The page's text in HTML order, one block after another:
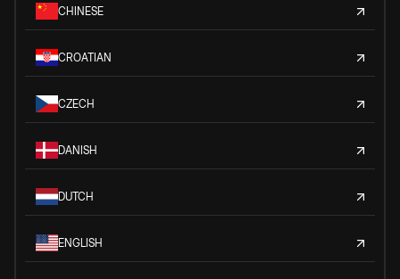
CHINESE
CROATIAN
CZECH
DANISH
DUTCH
ENGLISH